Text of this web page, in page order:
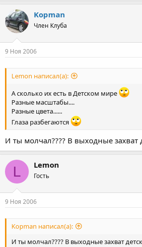
Kopman
Член Клуба
9 Ноя 2006
Lemon написал(а):
А сколько их есть в Детском мире
Разные масштабы....
Разные цвета......
Глаза разбегаются
И ты молчал???? В выходные захват
L Lemon
Гость
9 Ноя 2006
Kopman написал(а):
И ты молчал???? В выходные захват